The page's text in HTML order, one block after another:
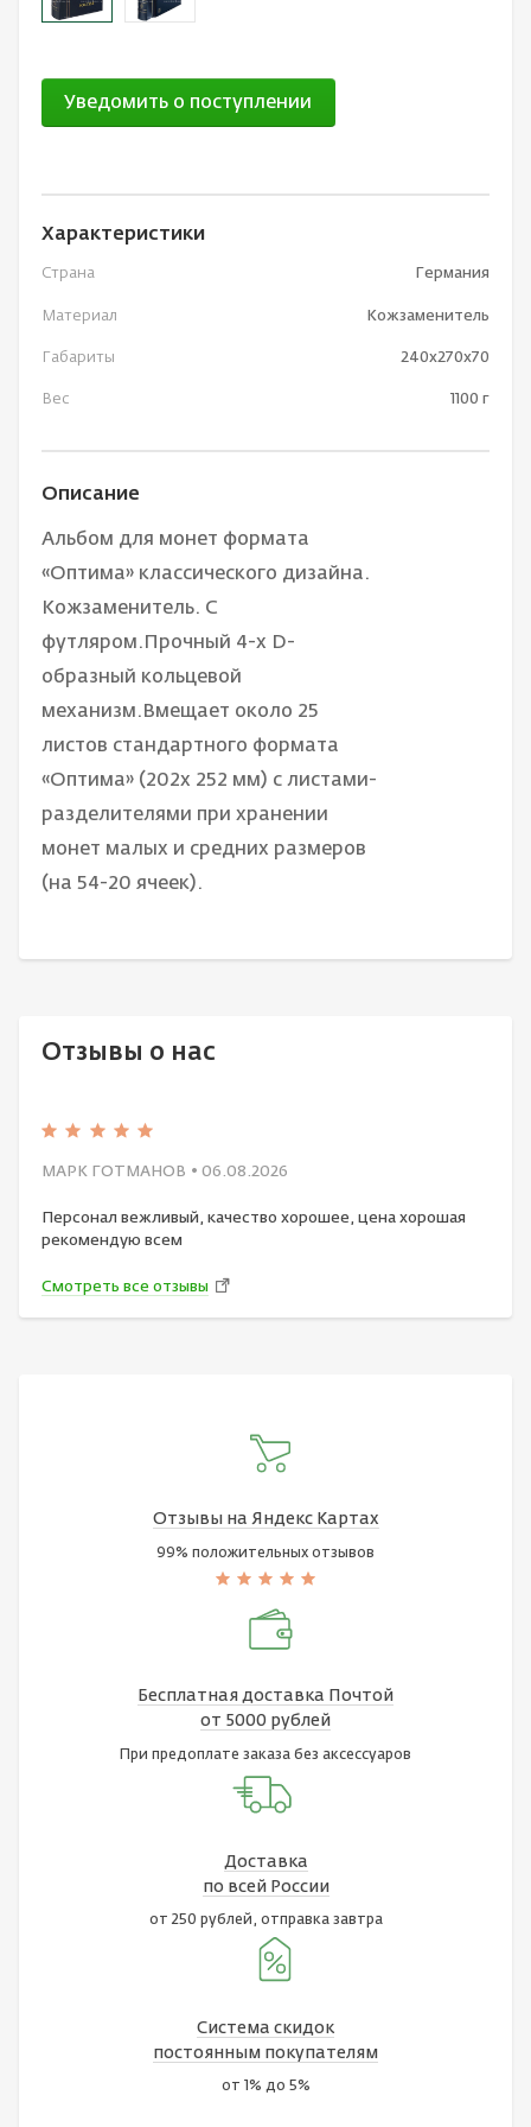
Уведомить о поступлении
Характеристики
Страна Германия
Материал Кожзаменитель
Габариты 240х270х70
Вес 1100 г
Описание
Альбом для монет формата
«Оптима» классического дизайна.
Кожзаменитель. С
футляром.Прочный 4-х D-
образный кольцевой
механизм.Вмещает около 25
листов стандартного формата
«Оптима» (202x 252 мм) с листами-
разделителями при хранении
монет малых и средних размеров
(на 54-20 ячеек).
Отзывы о нас
МАРК ГОТМАНОВ • 06.08.2026
Персонал вежливый, качество хорошее, цена хорошая
рекомендую всем
Смотреть все отзывы
Отзывы на Яндекс Картах
99% положительных отзывов
Бесплатная доставка Почтой
от 5000 рублей
При предоплате заказа без аксессуаров
Доставка
по всей России
от 250 рублей, отправка завтра
Система скидок
постоянным покупателям
от 1% до 5%